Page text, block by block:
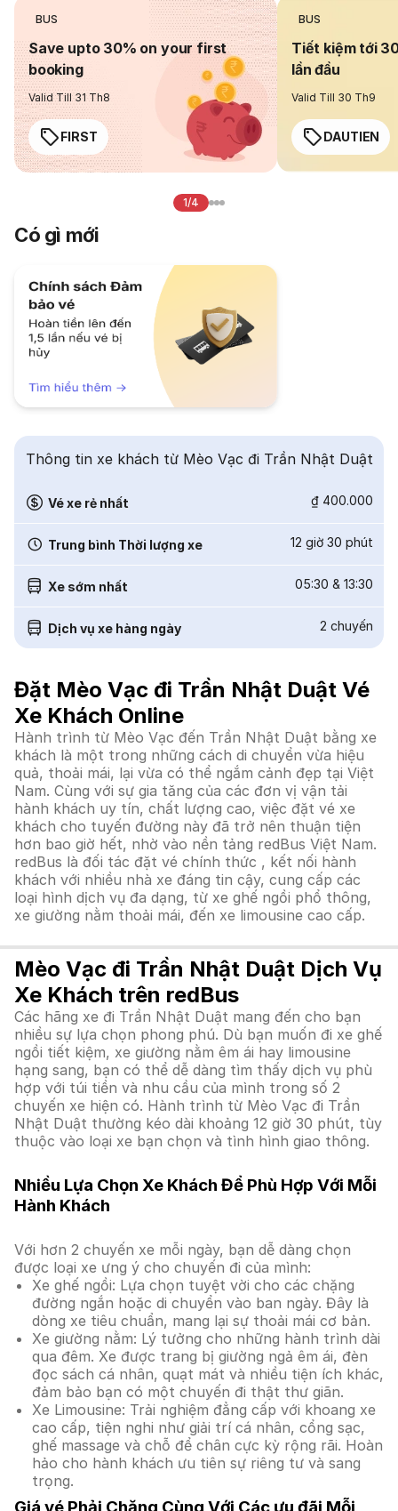
BUS
Save upto 30% on your first
booking
Valid Till 31 Th8
FIRST
BUS
Tiết kiệm tới
lần đầu
Valid Till 30 Th9
DAUTIEN
1/4
Có gì mới
Thông tin xe khách từ Mèo Vạc đi Trần Nhật Duật
Vé xe rẻ nhất ₫ 400.000
Trung bình Thời lượng xe 12 giờ 30 phút
Xe sớm nhất 05:30 & 13:30
Dịch vụ xe hàng ngày 2 chuyến
Đặt Mèo Vạc đi Trần Nhật Duật Vé
Xe Khách Online
Hành trình từ Mèo Vạc đến Trần Nhật Duật bằng xe
khách là một trong những cách di chuyển vừa hiệu
quả, thoải mái, lại vừa có thể ngắm cảnh đẹp tại Việt
Nam. Cùng với sự gia tăng của các đơn vị vận tải
hành khách uy tín, chất lượng cao, việc đặt vé xe
khách cho tuyến đường này đã trở nên thuận tiện
hơn bao giờ hết, nhờ vào nền tảng redBus Việt Nam.
redBus là đối tác đặt vé chính thức , kết nối hành
khách với nhiều nhà xe đáng tin cậy, cung cấp các
loại hình dịch vụ đa dạng, từ xe ghế ngồi phổ thông,
xe giường nằm thoải mái, đến xe limousine cao cấp.
Mèo Vạc đi Trần Nhật Duật Dịch Vụ
Xe Khách trên redBus
Các hãng xe đi Trần Nhật Duật mang đến cho bạn
nhiều sự lựa chọn phong phú. Dù bạn muốn đi xe ghế
ngồi tiết kiệm, xe giường nằm êm ái hay limousine
hạng sang, bạn có thể dễ dàng tìm thấy dịch vụ phù
hợp với túi tiền và nhu cầu của mình trong số 2
chuyến xe hiện có. Hành trình từ Mèo Vạc đi Trần
Nhật Duật thường kéo dài khoảng 12 giờ 30 phút, tùy
thuộc vào loại xe bạn chọn và tình hình giao thông.
Nhiều Lựa Chọn Xe Khách Để Phù Hợp Với Mỗi
Hành Khách
Với hơn 2 chuyến xe mỗi ngày, bạn dễ dàng chọn
được loại xe ưng ý cho chuyến đi của mình:
Xe ghế ngồi: Lựa chọn tuyệt vời cho các chặng
đường ngắn hoặc di chuyển vào ban ngày. Đây là
dòng xe tiêu chuẩn, mang lại sự thoải mái cơ bản.
Xe giường nằm: Lý tưởng cho những hành trình dài
qua đêm. Xe được trang bị giường ngả êm ái, đèn
đọc sách cá nhân, quạt mát và nhiều tiện ích khác,
đảm bảo bạn có một chuyến đi thật thư giãn.
Xe Limousine: Trải nghiệm đẳng cấp với khoang xe
cao cấp, tiện nghi như giải trí cá nhân, cổng sạc,
ghế massage và chỗ để chân cực kỳ rộng rãi. Hoàn
hảo cho hành khách ưu tiên sự riêng tư và sang
trọng.